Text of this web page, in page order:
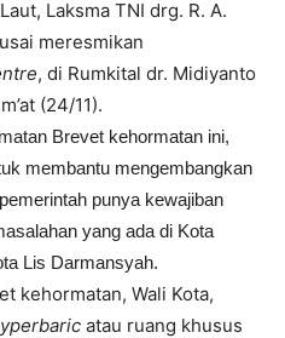
Laksma TNI drg. R. A.
meresmikan
, di Rumkital dr. Midiyanto
(24/11).
Brevet kehormatan ini,
membantu mengembangkan
punya kewajiban
yang ada di Kota
Lis Darmansyah.
kehormatan, Wali Kota,
atau ruang khusus